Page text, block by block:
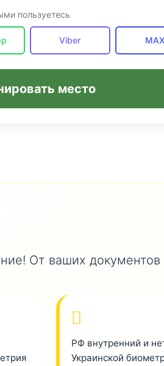
пользуетесь
Viber
место
От ваших
РФ внутренний и
Украинской